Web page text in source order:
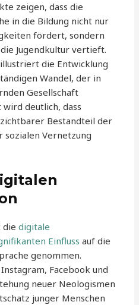
zeigen, dass die
in die Bildung nicht nur
fördert, sondern
Jugendkultur vertieft.
die Entwicklung
Wandel, der in
Gesellschaft
deutlich, dass
Bestandteil der
Vernetzung
diedigitale
Einfluss auf die
genommen.
Facebook und
neuer Neologismen
junger Menschen